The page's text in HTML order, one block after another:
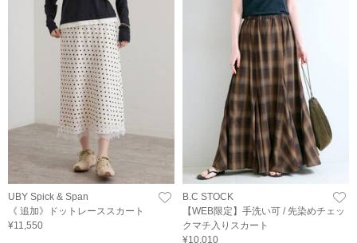
UBY Spick & Span
《 追加》ドットレーススカート
¥11,550
B.C STOCK
【WEB限定】手洗い可 / 先染めチェッ
クマチ入りスカート
¥10,010